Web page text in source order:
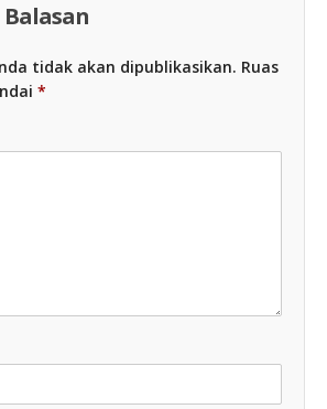
tidak akan dipublikasikan. Ruas
*